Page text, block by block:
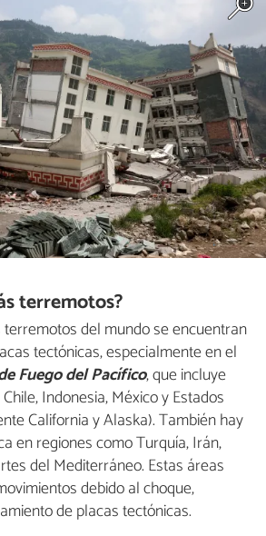
terremotos?
del mundo se encuentran
tectónicas, especialmente en el
Fuego del Pacífico, que incluye
Indonesia, México y Estados
California y Alaska). También hay
en regiones como Turquía, Irán,
del Mediterráneo. Estas áreas
debido al choque,
de placas tectónicas.